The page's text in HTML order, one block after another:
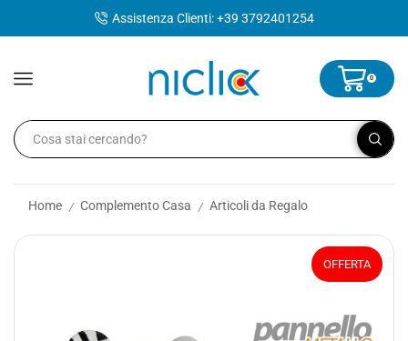
Assistenza Clienti: +39 3792401254
0
Home / Complemento Casa / Articoli da Regalo
OFFERTA